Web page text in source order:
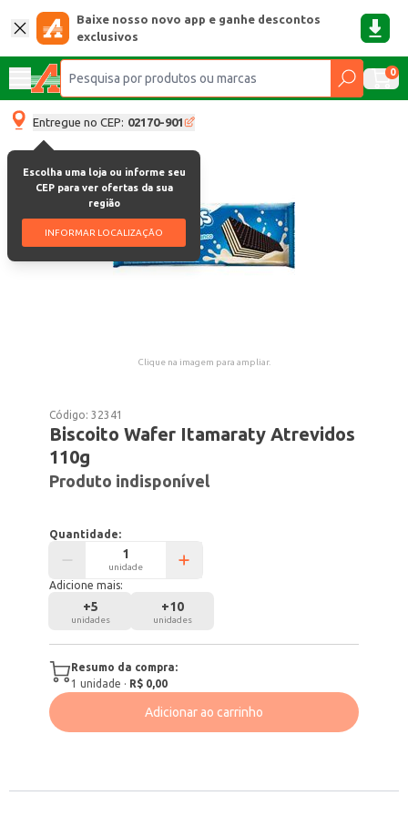
Baixe nosso novo app e ganhe descontos
exclusivos
0
Entregue no CEP: 02170-901
Escolha uma loja ou informe seu
CEP para ver ofertas da sua
região
INFORMAR LOCALIZAÇÃO
Clique na imagem para ampliar.
Código:32341
Biscoito Wafer Itamaraty Atrevidos
110g
Produto indisponível
Quantidade:
unidade
Adicione mais:
+5
unidades
+10
unidades
Resumo da compra:
1 unidade · R$ 0,00
Adicionar ao carrinho